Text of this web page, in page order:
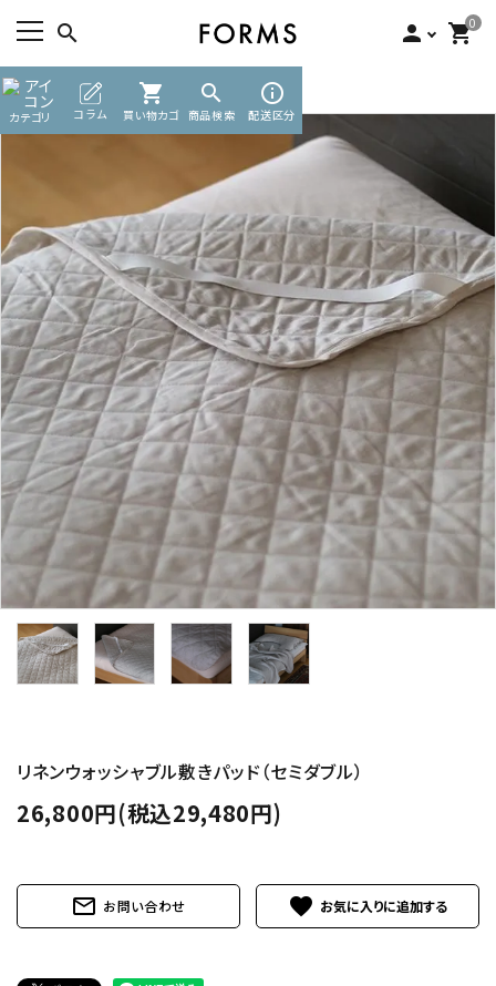
search person 0
shopping_cart
カテゴリ コラム
shopping_cart
買い物カゴ
search
商品検索
info_outline
配送区分
ACCOUNT MENU
ようこそ ゲスト 様
person 新規会員登録
search
カテゴリーから探す
素材から選ぶ
インフォメーション
TOP 寝具 敷パッド（パッド）
リネンウォッシャブル敷きパッド（セミダブル）
26,800円(税込29,480円)
mail_outline お問い合わせ favorite